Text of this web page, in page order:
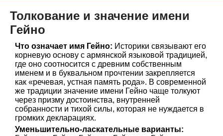
Толкование и значение имени
Гейно
Что означает имя Гейно: Историки связывают его
корневую основу с армянской языковой традицией,
где оно соотносится с древним собственным
именем и в буквальном прочтении закрепляется
как «речевая, устная память рода». В современной
же традиции значение имени Гейно чаще толкуют
через призму достоинства, внутренней
собранности и тихой силы, которая не нуждается в
громких декларациях.
Уменьшительно-ласкательные варианты: